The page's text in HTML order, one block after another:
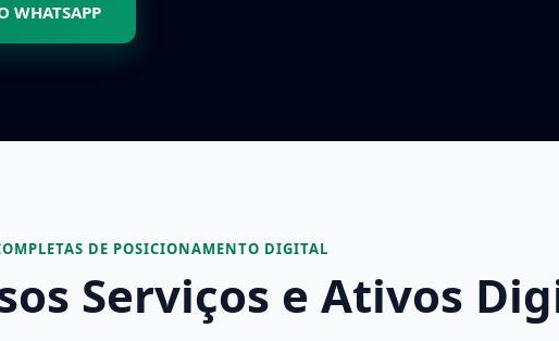
WHATSAPP
DE POSICIONAMENTO DIGITAL
Serviços e Ativos